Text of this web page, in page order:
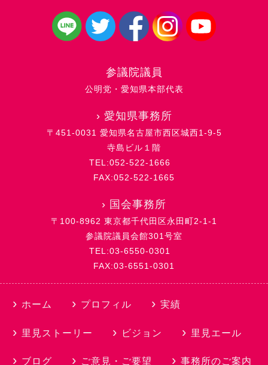
参議院議員
公明党・愛知県本部代表
› 愛知県事務所
〒451-0031 愛知県名古屋市西区城西1-9-5
寺島ビル１階
TEL:052-522-1666
FAX:052-522-1665
› 国会事務所
〒100-8962 東京都千代田区永田町2-1-1
参議院議員会館301号室
TEL:03-6550-0301
FAX:03-6551-0301
ホーム プロフィル 実績
里見ストーリー ビジョン 里見エール
ブログ ご意見・ご要望 事務所のご案内